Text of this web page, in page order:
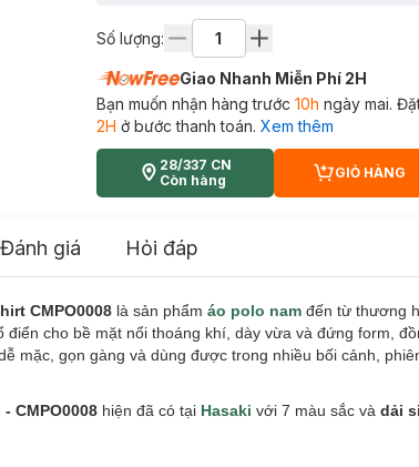
Số lượng:
Giao Nhanh Miễn Phí 2H
Bạn muốn nhận hàng trước 10h ngày mai.
2H ở bước thanh toán. Xem thêm
28/337 CN
Còn hàng
CART PLUS
GIỎ HÀNG
Đánh giá Hỏi đáp
CMPO0008 là sản phẩm áo polo nam đến từ thương
cho bề mặt nổi thoáng khí, dày vừa và đứng form,
mặc, gọn gàng và dùng được trong nhiều bối cảnh,
CMPO0008 hiện đã có tại Hasaki với 7 màu sắc và dải